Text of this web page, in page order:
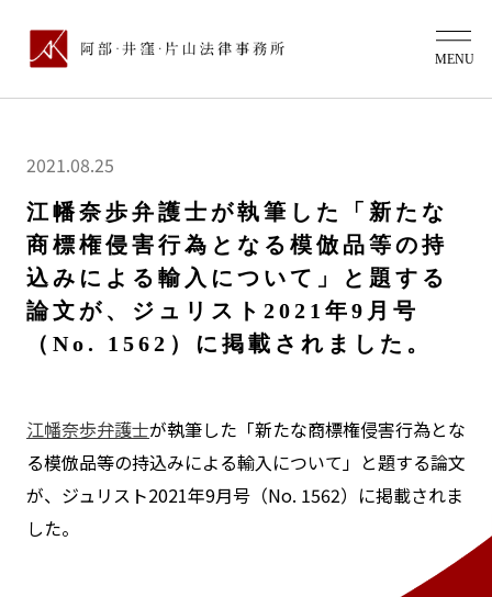
2021.08.25
江幡奈歩弁護士が執筆した「新たな
商標権侵害行為となる模倣品等の持
込みによる輸入について」と題する
論文が、ジュリスト2021年9月号
（No. 1562）に掲載されました。
江幡奈歩弁護士が執筆した「新たな商標権侵害行為とな
る模倣品等の持込みによる輸入について」と題する論文
が、ジュリスト2021年9月号（No. 1562）に掲載されま
した。